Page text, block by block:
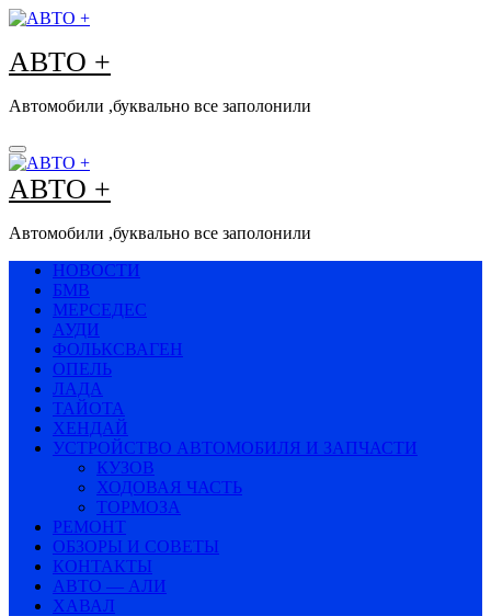
Перейти
содержимому
АВТО +
Автомобили ,буквально все заполонили
АВТО +
Автомобили ,буквально все заполонили
НОВОСТИ
БМВ
МЕРСЕДЕС
АУДИ
ФОЛЬКСВАГЕН
ОПЕЛЬ
ЛАДА
ТАЙОТА
ХЕНДАЙ
УСТРОЙСТВО АВТОМОБИЛЯ И ЗАПЧАСТИ
КУЗОВ
ХОДОВАЯ ЧАСТЬ
ТОРМОЗА
РЕМОНТ
ОБЗОРЫ И СОВЕТЫ
КОНТАКТЫ
АВТО — АЛИ
ХАВАЛ